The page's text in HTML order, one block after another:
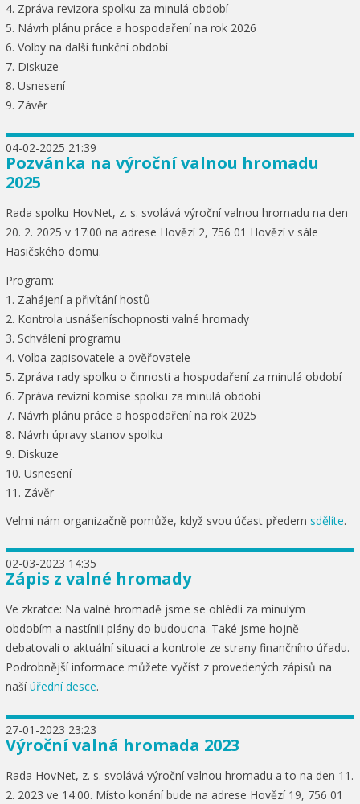
4. Zpráva revizora spolku za minulá období
5. Návrh plánu práce a hospodaření na rok 2026
6. Volby na další funkční období
7. Diskuze
8. Usnesení
9. Závěr
04-02-2025 21:39
Pozvánka na výroční valnou hromadu
2025
Rada spolku HovNet, z. s. svolává výroční valnou hromadu na den
20. 2. 2025 v 17:00 na adrese Hovězí 2, 756 01 Hovězí v sále
Hasičského domu.
Program:
1. Zahájení a přivítání hostů
2. Kontrola usnášeníschopnosti valné hromady
3. Schválení programu
4. Volba zapisovatele a ověřovatele
5. Zpráva rady spolku o činnosti a hospodaření za minulá období
6. Zpráva revizní komise spolku za minulá období
7. Návrh plánu práce a hospodaření na rok 2025
8. Návrh úpravy stanov spolku
9. Diskuze
10. Usnesení
11. Závěr
Velmi nám organizačně pomůže, když svou účast předem sdělíte.
02-03-2023 14:35
Zápis z valné hromady
Ve zkratce: Na valné hromadě jsme se ohlédli za minulým
obdobím a nastínili plány do budoucna. Také jsme hojně
debatovali o aktuální situaci a kontrole ze strany finančního úřadu.
Podrobnější informace můžete vyčíst z provedených zápisů na
našíúřední desce.
27-01-2023 23:23
Výroční valná hromada 2023
Rada HovNet, z. s. svolává výroční valnou hromadu a to na den 11.
2. 2023 ve 14:00. Místo konání bude na adrese Hovězí 19, 756 01